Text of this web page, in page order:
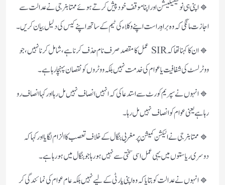
🔹 اپنی ہی نوٹیفیکیشن اور اپنا موقف خود پیش کرتے ہوئے ممتا بنرجی نے عدالت سے
اجازت مانگی کہ وہ براہِ راست اپنے وکلاء کی ٹیم کے ساتھ اپنے کیس کی دلیل بیان کریں۔
🔹 ان کا کہنا تھا کہ SIR عمل کا مقصد صرف نام حذف کرنا ہے، شامل کرنا نہیں،جو
ووٹر لسٹ کی شفافیت یا عوام کی خدمت نہیں بلکہ ووٹروں کو نقصان پہنچا رہا ہے۔
🔹 انہوں نے سپریم کورٹ سے استدعا کی کہ انہیں انصاف نہیں مل رہا اور کہا انصاف رو
رہا ہے یعنی عوام کو انصاف نہیں مل رہا۔
🔹 ممتا بنرجی نے الیکشن کمیشن پر مغربی بنگال کے خلاف تعصب کا الزام لگایا اور کہا کہ
دوسری ریاستوں میں یہی عمل اسی سختی سے نہیں ہو رہا جو بنگال میں ہو رہا ہے۔
🔹 انہوں نے عدالت کو بتایا کہ وہ اپنی پارٹی کے لیے نہیں بلکہ عام عوام کی نمائندگی کر